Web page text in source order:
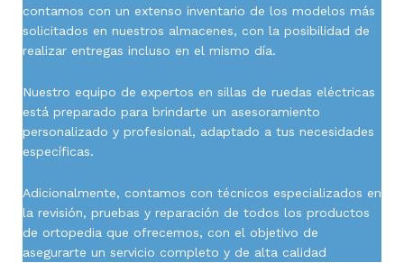
contamos con un extenso inventario de los modelos más
solicitados en nuestros almacenes, con la posibilidad de
realizar entregas incluso en el mismo día.
Nuestro equipo de expertos en sillas de ruedas eléctricas
está preparado para brindarte un asesoramiento
personalizado y profesional, adaptado a tus necesidades
específicas.
Adicionalmente, contamos con técnicos especializados en
la revisión, pruebas y reparación de todos los productos
de ortopedia que ofrecemos, con el objetivo de
asegurarte un servicio completo y de alta calidad